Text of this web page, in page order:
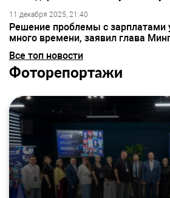
11 декабря 2025, 21:40
Решение проблемы с зарплатами
много времени, заявил глава
Все топ новости
Фоторепортажи